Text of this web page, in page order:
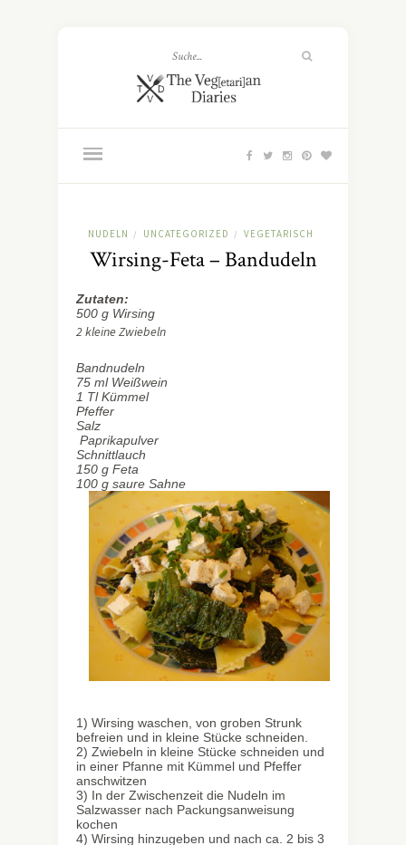
NUDELN / UNCATEGORIZED / VEGETARISCH
Wirsing-Feta – Bandudeln
Zutaten:
500 g Wirsing
2 kleine Zwiebeln
Bandnudeln
75 ml Weißwein
1 Tl Kümmel
Pfeffer
Salz
Paprikapulver
Schnittlauch
150 g Feta
100 g saure Sahne
1) Wirsing waschen, von groben Strunk
befreien und in kleine Stücke schneiden.
2) Zwiebeln in kleine Stücke schneiden und
in einer Pfanne mit Kümmel und Pfeffer
anschwitzen
3) In der Zwischenzeit die Nudeln im
Salzwasser nach Packungsanweisung
kochen
4) Wirsing hinzugeben und nach ca. 2 bis 3